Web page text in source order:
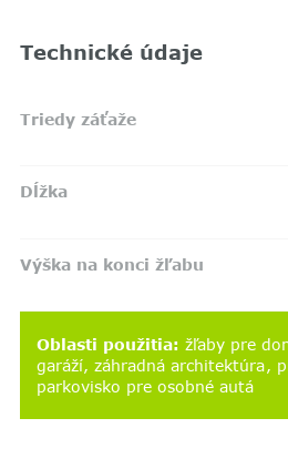
Technické údaje
Triedy záťaže
Dĺžka
Výška na konci žľabu
Oblasti použitia: žľaby pre
garáží záhradná architektúra
parkovisko pre osobné autá